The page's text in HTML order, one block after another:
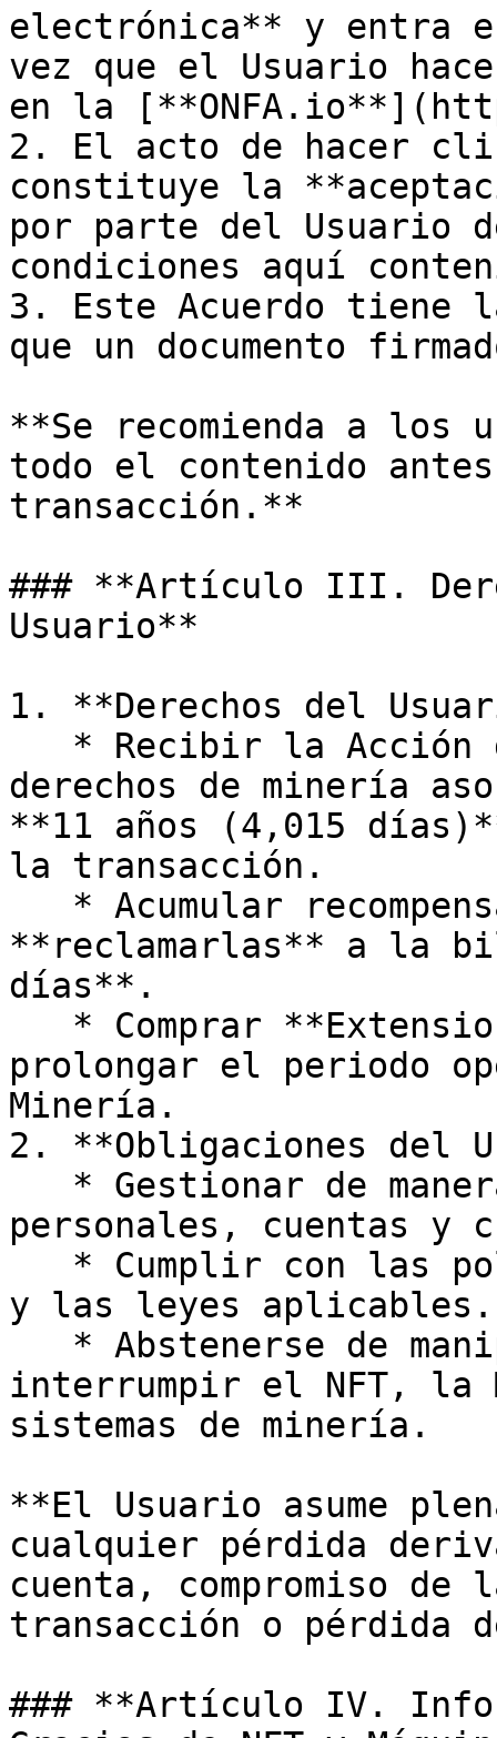
electrónica** y entra
vez que el Usuario hace
en la
2. El acto de hacer clic
constituye la
por parte del Usuario
condiciones aquí
3. Este Acuerdo tiene
que un documento
**Se recomienda a los
todo el contenido
transacción.**
### **Artículo III.
Usuario**
1. **Derechos del
derechos de minería
**11 años (4,015
la transacción.
**reclamarlas** a la
días**.
prolongar el periodo
Minería.
2. **Obligaciones del
personales, cuentas y
y las leyes aplicables.
interrumpir el NFT, la
sistemas de minería.
**El Usuario asume
cualquier pérdida
cuenta, compromiso
transacción o pérdida
### **Artículo IV.